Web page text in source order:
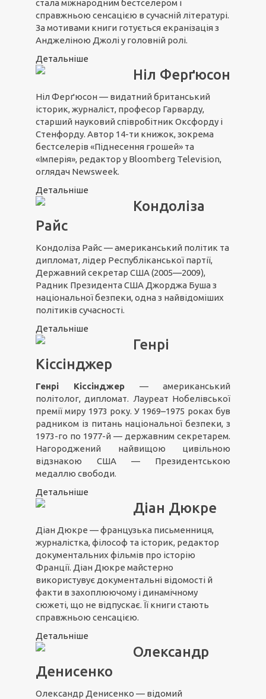
стала міжнародним бестселером і
справжньою сенсацією в сучасній літературі.
За мотивами книги готується екранізація з
Анджеліною Джолі у головній ролі.
Детальніше
Ніл Ферґюсон
Ніл Ферґюсон — видатний британський
історик, журналіст, професор Гарварду,
старший науковий співробітник Оксфорду і
Стенфорду. Автор 14-ти книжок, зокрема
бестселерів «Піднесення грошей» та
«Імперія», редактор у Bloomberg Television,
оглядач Newsweek.
Детальніше
Кондоліза
Райс
Кондоліза Райс — американський політик та
дипломат, лідер Республіканської партії,
Державний секретар США (2005—2009),
Радник Президента США Джорджа Буша з
національної безпеки, одна з найвідоміших
політиків сучасності.
Детальніше
Генрі
Кіссінджер
Генрі Кіссінджер — американський
політолог, дипломат. Лауреат Нобелівської
премії миру 1973 року. У 1969–1975 роках був
радником із питань національної безпеки, з
1973-го по 1977-й — державним секретарем.
Нагороджений найвищою цивільною
відзнакою США — Президентською
медаллю свободи.
Детальніше
Діан Дюкре
Діан Дюкре — французька письменниця,
журналістка, філософ та історик, редактор
документальних фільмів про історію
Франції. Діан Дюкре майстерно
використувує документальні відомості й
факти в захоплюючому і динамічному
сюжеті, що не відпускає. Її книги стають
справжньою сенсацією.
Детальніше
Олександр
Денисенко
Олександр Денисенко — відомий